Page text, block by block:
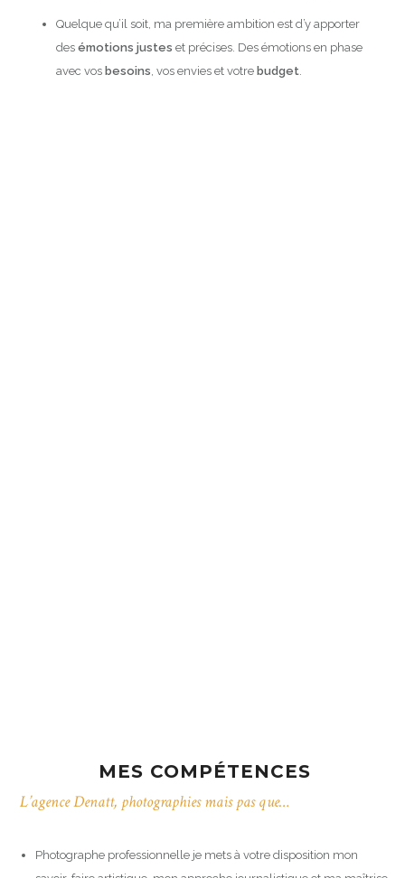
Quelque qu’il soit, ma première ambition est d’y apporter
des émotions justes et précises. Des émotions en phase
avec vos besoins , vos envies et votre budget.
MES COMPÉTENCES
L’agence Denatt, photographies mais pas que…
Photographe professionnelle je mets à votre disposition mon